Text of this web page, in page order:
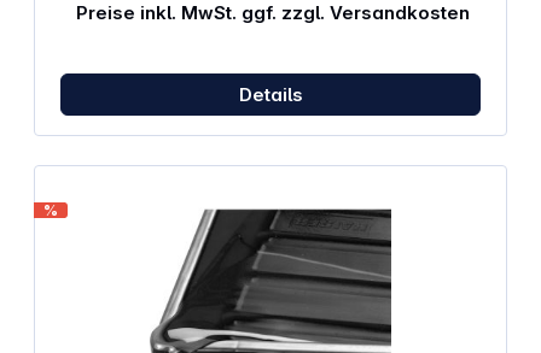
Preise inkl. MwSt. ggf. zzgl. Versandkosten
Details
%